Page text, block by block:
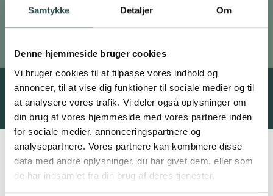
Samtykke Detaljer Om
Denne hjemmeside bruger cookies
Vi bruger cookies til at tilpasse vores indhold og
annoncer, til at vise dig funktioner til sociale medier og til
at analysere vores trafik. Vi deler også oplysninger om
din brug af vores hjemmeside med vores partnere inden
for sociale medier, annonceringspartnere og
analysepartnere. Vores partnere kan kombinere disse
data med andre oplysninger, du har givet dem, eller som
de har indsamlet fra din brug af deres tjenester.
Se også
Skovlunde, Ballerup